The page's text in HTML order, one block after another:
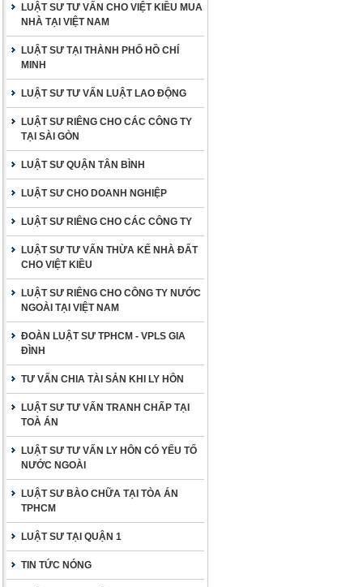
LUẬT SƯ TƯ VẤN CHO VIỆT KIỀU MUA
NHÀ TẠI VIỆT NAM
LUẬT SƯ TẠI THÀNH PHỐ HỒ CHÍ
MINH
LUẬT SƯ TƯ VẤN LUẬT LAO ĐỘNG
LUẬT SƯ RIÊNG CHO CÁC CÔNG TY
TẠI SÀI GÒN
LUẬT SƯ QUẬN TÂN BÌNH
LUẬT SƯ CHO DOANH NGHIỆP
LUẬT SƯ RIÊNG CHO CÁC CÔNG TY
LUẬT SƯ TƯ VẤN THỪA KẾ NHÀ ĐẤT
CHO VIỆT KIỀU
LUẬT SƯ RIÊNG CHO CÔNG TY NƯỚC
NGOÀI TẠI VIỆT NAM
ĐOÀN LUẬT SƯ TPHCM - VPLS GIA
ĐÌNH
TƯ VẤN CHIA TÀI SẢN KHI LY HÔN
LUẬT SƯ TƯ VẤN TRANH CHẤP TẠI
TOÀ ÁN
LUẬT SƯ TƯ VẤN LY HÔN CÓ YẾU TỐ
NƯỚC NGOÀI
LUẬT SƯ BÀO CHỮA TẠI TÒA ÁN
TPHCM
LUẬT SƯ TẠI QUẬN 1
TIN TỨC NÓNG